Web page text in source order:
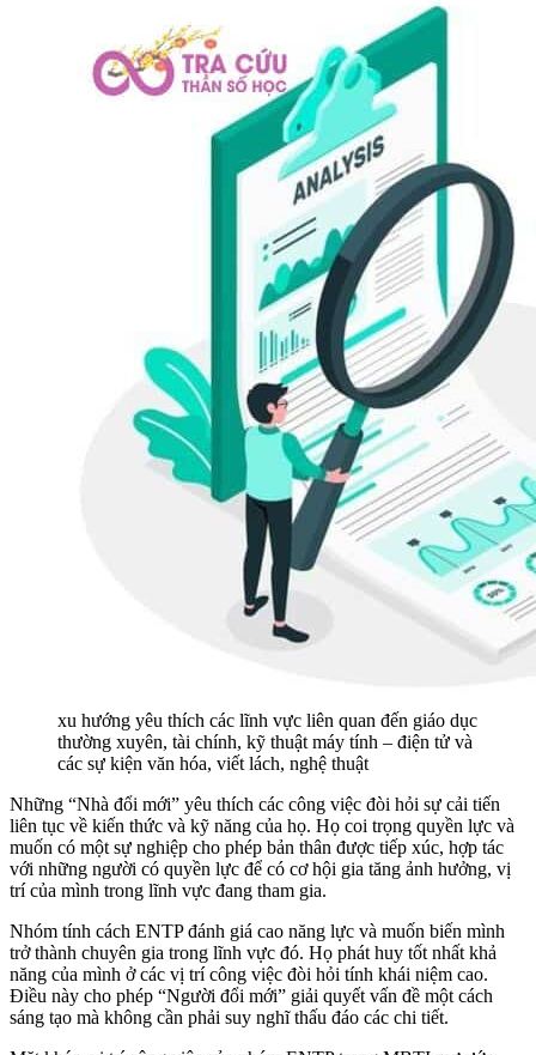
xu hướng yêu thích các lĩnh vực liên quan đến giáo dục
thường xuyên, tài chính, kỹ thuật máy tính – điện tử và
các sự kiện văn hóa, viết lách, nghệ thuật
Những “Nhà đổi mới” yêu thích các công việc đòi hỏi sự cải tiến
liên tục về kiến ​​thức và kỹ năng của họ. Họ coi trọng quyền lực và
muốn có một sự nghiệp cho phép bản thân được tiếp xúc, hợp tác
với những người có quyền lực để có cơ hội gia tăng ảnh hưởng, vị
trí của mình trong lĩnh vực đang tham gia.
Nhóm tính cách ENTP đánh giá cao năng lực và muốn biến mình
trở thành chuyên gia trong lĩnh vực đó. Họ phát huy tốt nhất khả
năng của mình ở các vị trí công việc đòi hỏi tính khái niệm cao.
Điều này cho phép “Người đổi mới” giải quyết vấn đề một cách
sáng tạo mà không cần phải suy nghĩ thấu đáo các chi tiết.